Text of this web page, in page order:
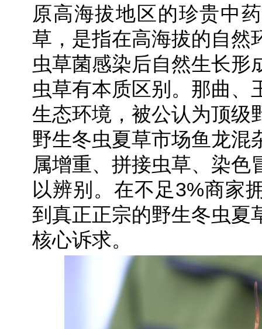
原高海拔地区的珍贵中
草，是指在高海拔的自然
虫草菌感染后自然生长形
虫草有本质区别。那曲、
生态环境，被公认为顶级
野生冬虫夏草市场鱼龙混
属增重、拼接虫草、染色
以辨别。在不足3%商家
到真正正宗的野生冬虫夏
核心诉求。